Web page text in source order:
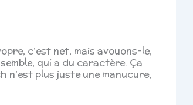
c’est net, mais avouons-le,
qui a du caractère. Ça
n’est plus juste une manucure,